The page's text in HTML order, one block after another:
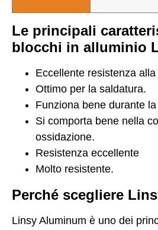
Le principali
blocchi in alluminio
Eccellente resistenza
Ottimo per la saldatura.
Funziona bene durante
Si comporta bene nella
ossidazione.
Resistenza eccellente
Molto resistente.
Perché scegliere
Linsy Aluminum è uno dei